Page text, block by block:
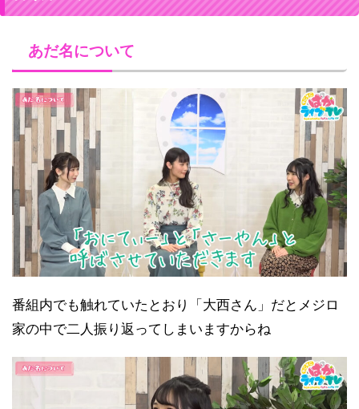
あだ名について
番組内でも触れていたとおり「大西さん」だとメジロ
家の中で二人振り返ってしまいますからね